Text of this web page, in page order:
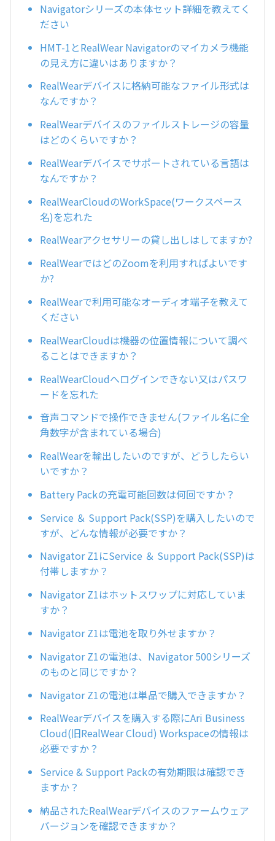
Navigatorシリーズの本体セット詳細を教えてく
ださい
HMT-1とRealWear Navigatorのマイカメラ機能
の見え方に違いはありますか？
RealWearデバイスに格納可能なファイル形式は
なんですか？
RealWearデバイスのファイルストレージの容量
はどのくらいですか？
RealWearデバイスでサポートされている言語は
なんですか？
RealWearCloudのWorkSpace(ワークスペース
名)を忘れた
RealWearアクセサリーの貸し出しはしてますか?
RealWearではどのZoomを利用すればよいです
か?
RealWearで利用可能なオーディオ端子を教えて
ください
RealWearCloudは機器の位置情報について調べ
ることはできますか？
RealWearCloudへログインできない又はパスワ
ードを忘れた
音声コマンドで操作できません(ファイル名に全
角数字が含まれている場合)
RealWearを輸出したいのですが、どうしたらい
いですか？
Battery Packの充電可能回数は何回ですか？
Service ＆ Support Pack(SSP)を購入したいので
すが、どんな情報が必要ですか？
Navigator Z1にService ＆ Support Pack(SSP)は
付帯しますか？
Navigator Z1はホットスワップに対応していま
すか？
Navigator Z1は電池を取り外せますか？
Navigator Z1の電池は、Navigator 500シリーズ
のものと同じですか？
Navigator Z1の電池は単品で購入できますか？
RealWearデバイスを購入する際にAri Business
Cloud(旧RealWear Cloud) Workspaceの情報は
必要ですか？
Service & Support Packの有効期限は確認でき
ますか？
納品されたRealWearデバイスのファームウェア
バージョンを確認できますか？